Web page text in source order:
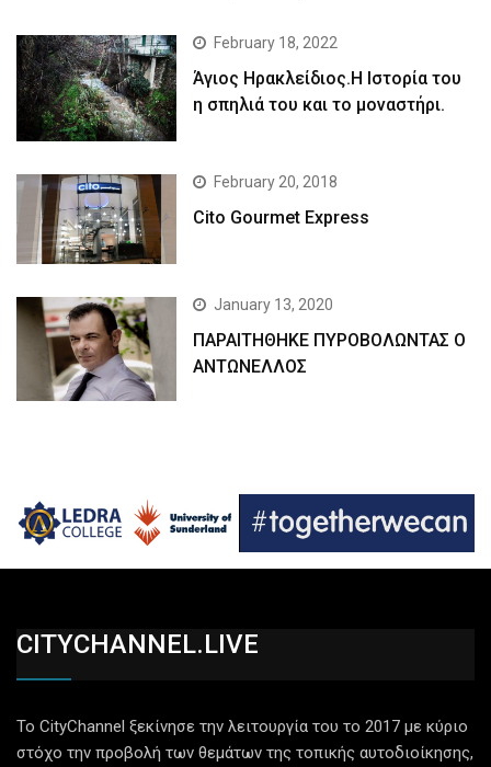
February 18, 2022
Άγιος Ηρακλείδιος.Η Ιστορία του
η σπηλιά του και το μοναστήρι.
February 20, 2018
Cito Gourmet Express
January 13, 2020
ΠΑΡΑΙΤΗΘΗΚΕ ΠΥΡΟΒΟΛΩΝΤΑΣ Ο
ΑΝΤΩΝΕΛΛΟΣ
CITYCHANNEL.LIVE
Το CityChannel ξεκίνησε την λειτουργία του το 2017 με κύριο
στόχο την προβολή των θεμάτων της τοπικής αυτοδιοίκησης,